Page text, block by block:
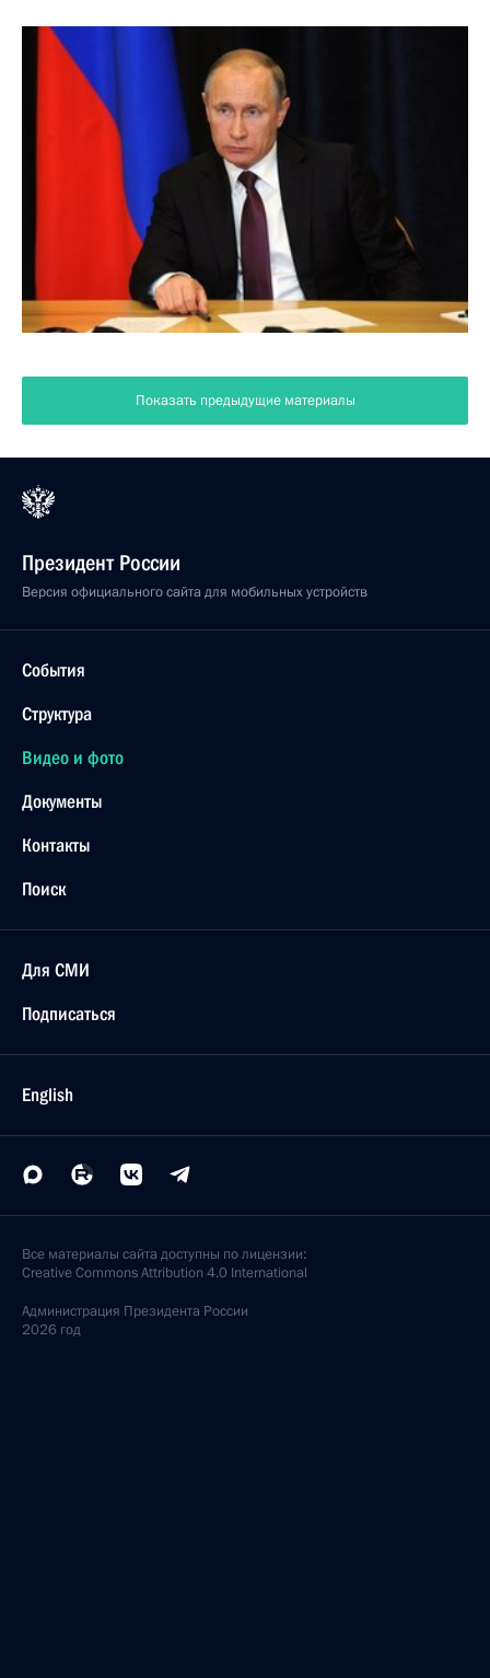
Показать предыдущие материалы
Президент России
Версия официального сайта для мобильных устройств
События
Структура
Видео и фото
Документы
Контакты
Поиск
Для СМИ
Подписаться
English
Все материалы сайта доступны по лицензии:
Creative Commons Attribution 4.0 International
Администрация Президента России
2026 год